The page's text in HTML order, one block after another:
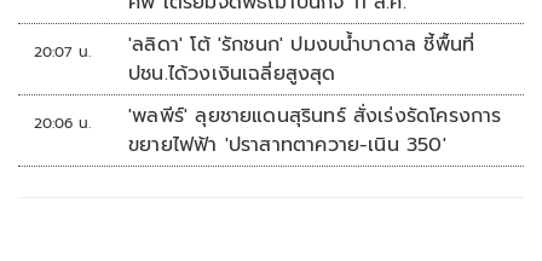
20:07 น.
'ลลิดา' โต้ 'รักชนก' ปมงบน้ำบาดาล ชี้พื้นที่
ปชน.ได้วงเงินเฉลี่ยสูงสุด
20:06 น.
'พลพีร์' ลุยชายแดนสุรินทร์ สั่งเร่งรัดโครงการ
ขยายไฟฟ้า 'ปราสาทตาควาย-เนิน 350'